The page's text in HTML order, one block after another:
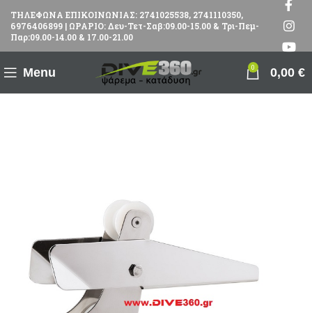
ΤΗΛΕΦΩΝΑ ΕΠΙΚΟΙΝΩΝΙΑΣ: 2741025538, 2741110350,
6976406899 | ΩΡΑΡΙΟ: Δευ-Τετ-Σαβ:09.00-15.00 & Τρι-Πεμ-
Παρ:09.00-14.00 & 17.00-21.00
Menu 0 0,00 €